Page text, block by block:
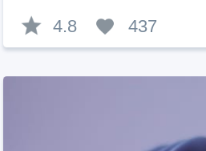
4.8 437